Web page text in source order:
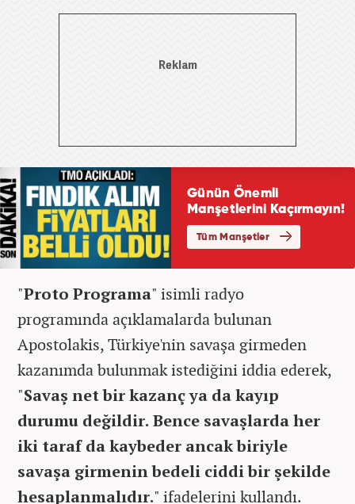
"Proto Programa" isimli radyo
programında açıklamalarda bulunan
Apostolakis, Türkiye'nin savaşa girmeden
kazanımda bulunmak istediğini iddia ederek,
"Savaş net bir kazanç ya da kayıp
durumu değildir. Bence savaşlarda her
iki taraf da kaybeder ancak biriyle
savaşa girmenin bedeli ciddi bir şekilde
hesaplanmalıdır." ifadelerini kullandı.